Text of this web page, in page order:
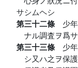
サシムヘシ
第三十二條 少
ナル調査ヲ爲
第三十三條 少
シ又ハ之ヲ保